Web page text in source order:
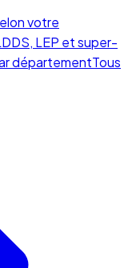
votre
LEP et super-
départementTous